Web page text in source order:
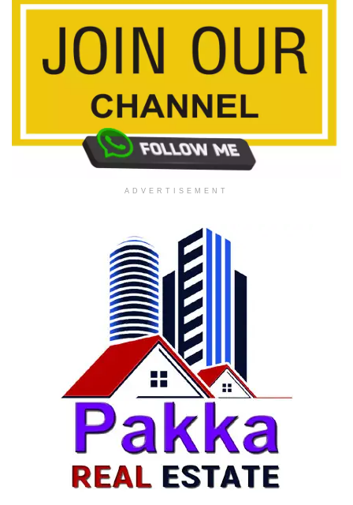
ADVERTISEMENT